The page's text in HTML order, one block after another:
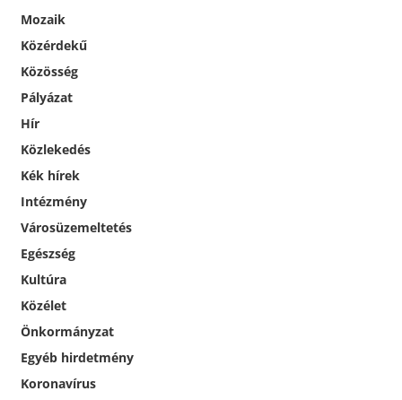
Mozaik
Közérdekű
Közösség
Pályázat
Hír
Közlekedés
Kék hírek
Intézmény
Városüzemeltetés
Egészség
Kultúra
Közélet
Önkormányzat
Egyéb hirdetmény
Koronavírus